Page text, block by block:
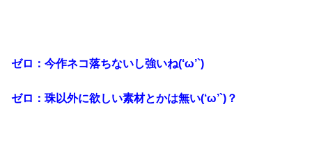
ゼロ：今作ネコ落ちないし強いね(‘ω’`)
ゼロ：珠以外に欲しい素材とかは無い(‘ω’`)？